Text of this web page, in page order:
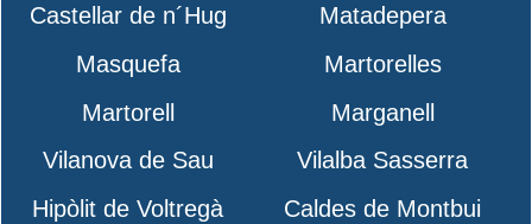
Castellar de n´Hug
Matadepera
Masquefa
Martorelles
Martorell
Marganell
Vilanova de Sau
Vilalba Sasserra
Hipòlit de Voltregà
Caldes de Montbui